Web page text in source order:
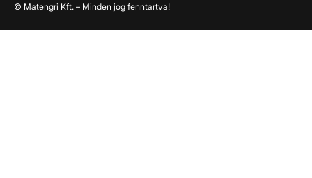
© Matengri Kft. – Minden jog fenntartva!